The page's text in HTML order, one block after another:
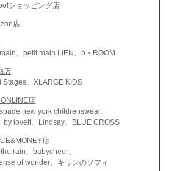
ショッピング店
店
、petit main LIEN、b・ROOM
店
、XLARGE KIDS
店
new york childrenswear、
by loveit、Lindsay、BLUE CROSS
店
rain、babycheer、
of wonder、キリンのソフィ